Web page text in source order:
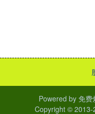
Powered by 免费
Copyright © 2013-